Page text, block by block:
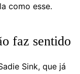
como esse.
faz sentido
Sink, que já